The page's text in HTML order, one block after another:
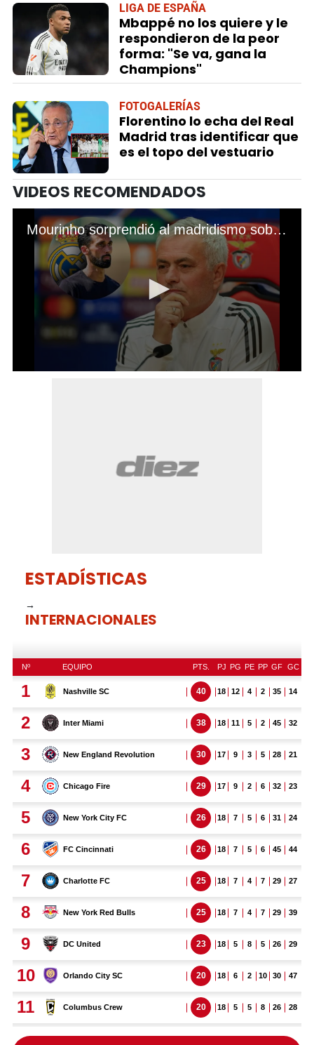
LIGA DE ESPAÑA
Mbappé no los quiere y le
respondieron de la peor
forma: "Se va, gana la
Champions"
FOTOGALERÍAS
Florentino lo echa del Real
Madrid tras identificar que
es el topo del vestuario
VIDEOS RECOMENDADOS
Mourinho sorprendió al madridismo sobre su opinión de Álvaro Arbeloa y el duelo ante el Real Madrid en Champions
ESTADÍSTICAS
→
INTERNACIONALES